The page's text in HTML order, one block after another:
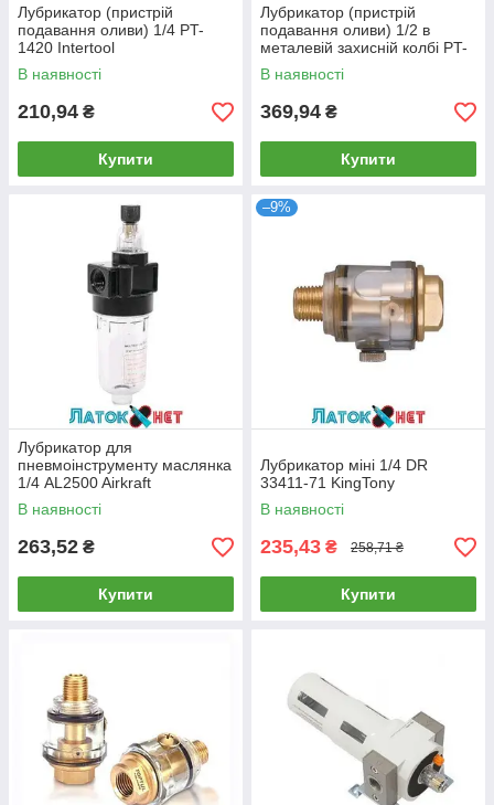
Лубрикатор (пристрій
подавання оливи) 1/4 PT-
1420 Intertool
В наявності
210,94 ₴
Купити
Лубрикатор (пристрій
подавання оливи) 1/2 в
металевій захисній колбі PT-
1421 Intertool
В наявності
369,94 ₴
Купити
Лубрикатор для
пневмоінструменту маслянка
1/4 AL2500 Airkraft
В наявності
263,52 ₴
Купити
–9%
Лубрикатор міні 1/4 DR
33411-71 KingTony
В наявності
235,43 ₴ 258,71 ₴
Купити